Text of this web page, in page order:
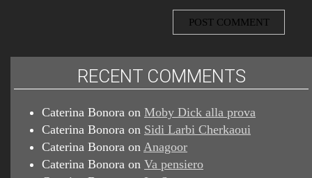
RECENT COMMENTS
Caterina Bonora on Moby Dick alla prova
Caterina Bonora on Sidi Larbi Cherkaoui
Caterina Bonora on Anagoor
Caterina Bonora on Va pensiero